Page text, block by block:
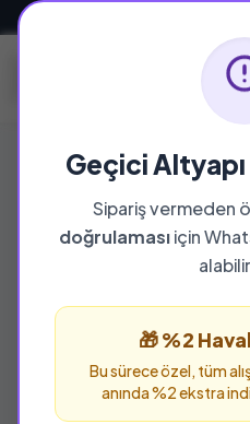
Geçici
Sipariş vermeden
doğrulamasıiçin
🎁 %2
Bu sürece özel, tüm
anında %2 ekstra
%25 İNDİRİM